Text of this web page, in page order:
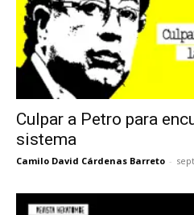
Culpar a Petro para
sistema
Camilo David Cárdenas Barreto -